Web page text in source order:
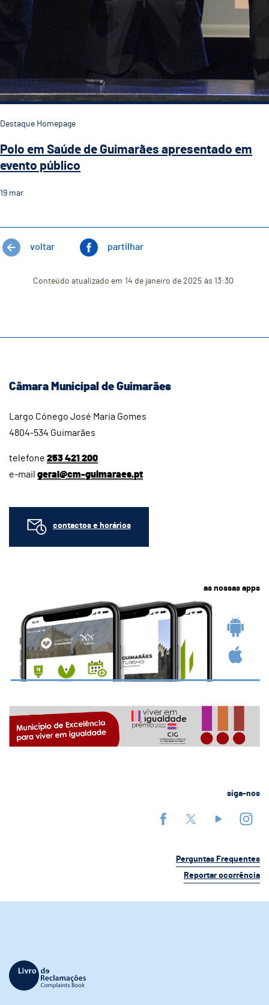
Destaque Homepage
Polo em Saúde de Guimarães apresentado em
evento público
19 mar
voltar partilhar
Conteúdo atualizado em 14 de janeiro de 2025 às 13:30
Câmara Municipal de Guimarães
Largo Cónego José Maria Gomes
4804-534 Guimarães
telefone 253 421 200
e-mail geral@cm-guimaraes.pt
contactos e horários
as nossas apps
siga-nos
Perguntas Frequentes
Reportar ocorrência